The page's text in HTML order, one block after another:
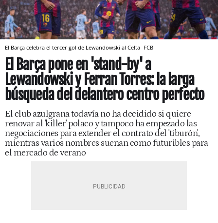
El Barça celebra el tercer gol de Lewandowski al Celta FCB
El Barça pone en 'stand-by' a
Lewandowski y Ferran Torres: la larga
búsqueda del delantero centro perfecto
El club azulgrana todavía no ha decidido si quiere
renovar al 'killer' polaco y tampoco ha empezado las
negociaciones para extender el contrato del 'tiburón',
mientras varios nombres suenan como futuribles para
el mercado de verano